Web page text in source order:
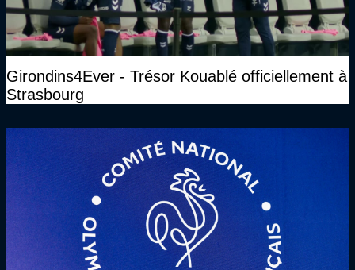
Girondins4Ever - Trésor Kouablé officiellement à
Strasbourg